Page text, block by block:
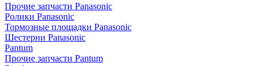
Прочие запчасти Panasonic
Ролики Panasonic
Тормозные площадки Panasonic
Шестерни Panasonic
Pantum
Прочие запчасти Pantum